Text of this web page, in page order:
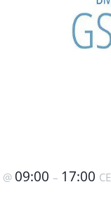
@ 09:00 – 17:00